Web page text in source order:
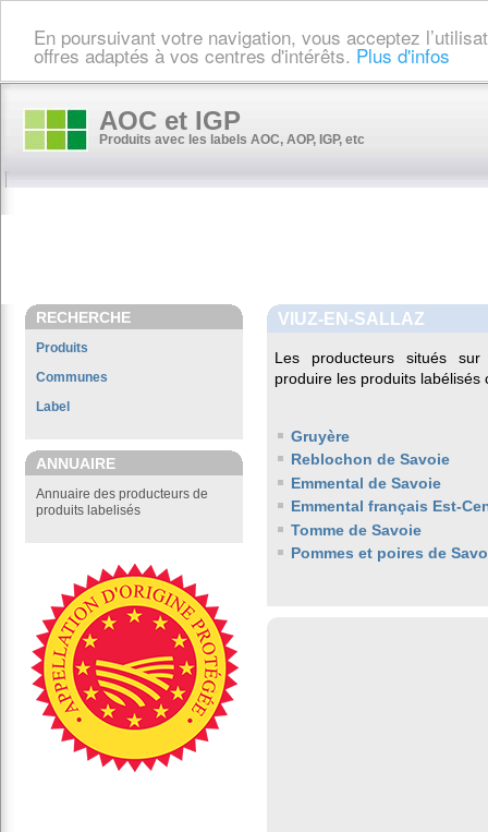
En poursuivant votre navigation, vous acceptez
offres adaptés à vos centres d'intérêts. Plus d'infos
AOC et IGP
Produits avec les labels AOC, AOP, IGP, etc
RECHERCHE
Produits
Communes
Label
ANNUAIRE
Annuaire des producteurs de
produits labelisés
VIUZ-EN-SALLAZ
Les producteurs situés
produire les produits labélisés
Gruyère
Reblochon de Savoie
Emmental de Savoie
Emmental français Est-
Tomme de Savoie
Pommes et poires de